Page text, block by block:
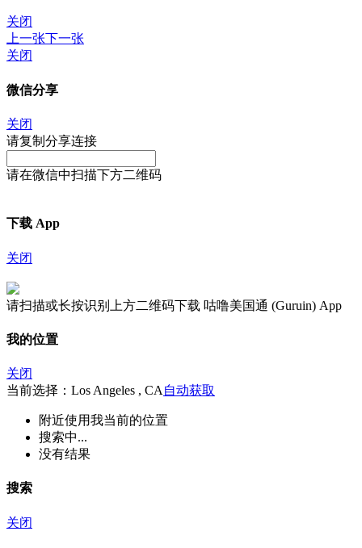
关闭
上一张下一张
关闭
微信分享
关闭
请复制分享连接
请在微信中扫描下方二维码
下载 App
关闭
请扫描或长按识别上方二维码下载 咕噜美国通 (Guruin) App
我的位置
关闭
当前选择：Los Angeles , CA 自动获取
附近使用我当前的位置
搜索中...
没有结果
搜索
关闭